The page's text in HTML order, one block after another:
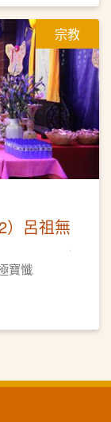
宗教
）呂祖無
寶懺